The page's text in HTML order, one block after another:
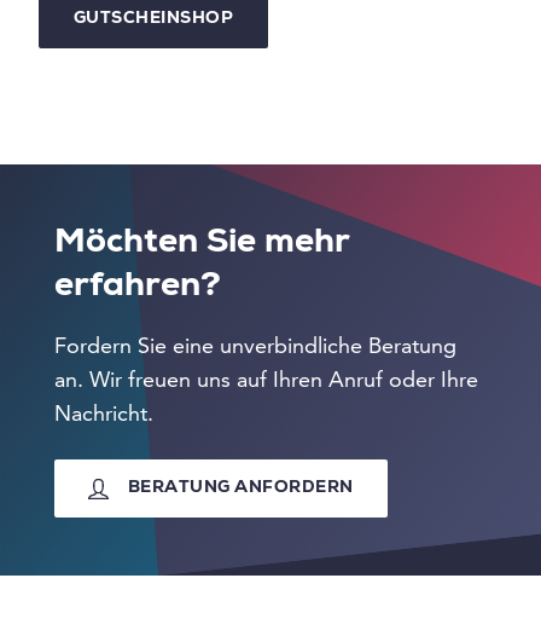
GUTSCHEINSHOP
Möchten Sie mehr
erfahren?
Fordern Sie eine unverbindliche Beratung
an. Wir freuen uns auf Ihren Anruf oder Ihre
Nachricht.
BERATUNG ANFORDERN